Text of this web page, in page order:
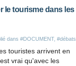
le tourisme dans les
dans #DOCUMENT, #débats
touristes arrivent en
vrai qu'avec les